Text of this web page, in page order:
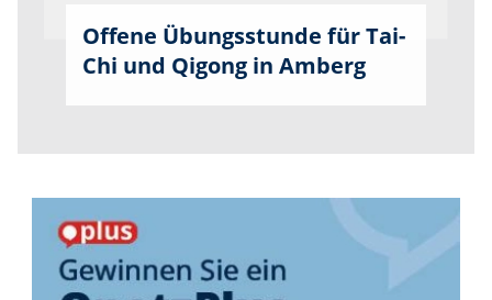
Offene Übungsstunde für Tai-
Chi und Qigong in Amberg